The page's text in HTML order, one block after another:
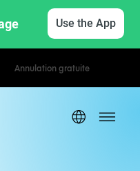
Use the App